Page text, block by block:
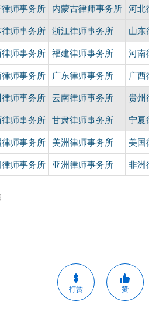
师事务所 内蒙古律师事务所 河北
师事务所 浙江律师事务所 山东
师事务所 福建律师事务所 河南
师事务所 广东律师事务所 广西
律师事务所 云南律师事务所 贵州
律师事务所 甘肃律师事务所 宁夏
律师事务所 美洲律师事务所 美国
师事务所 亚洲律师事务所 非洲
打赏 赞